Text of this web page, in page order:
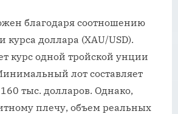
благодаря соотношению
курса доллара (ХAU/USD).
курс одной тройской унции
лот составляет
тыс. долларов. Однако,
плечу, объем реальных